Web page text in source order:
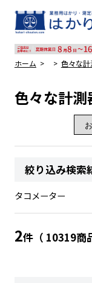
ホーム 色々な
色々な計測
絞り込み検索
タコメーター
2件（ 10319商